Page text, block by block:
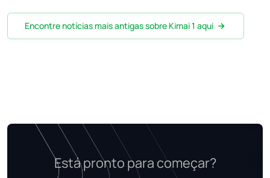
Encontre notícias mais antigas sobre Kimai 1 aqui
Está pronto para começar?